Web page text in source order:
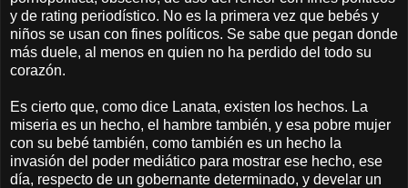
y de rating periodístico. No es la primera vez que bebés y
niños se usan con fines políticos. Se sabe que pegan donde
más duele, al menos en quien no ha perdido del todo su
corazón.
Es cierto que, como dice Lanata, existen los hechos. La
miseria es un hecho, el hambre también, y esa pobre mujer
con su bebé también, como también es un hecho la
invasión del poder mediático para mostrar ese hecho, ese
día, respecto de un gobernante determinado, y develar un